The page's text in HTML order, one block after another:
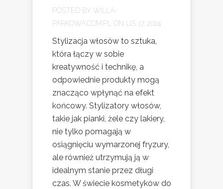
POSTED BY WILLA-
PARKOWA.COM.PL
ON LIS 17, 2024
Stylizacja włosów to sztuka,
która łączy w sobie
kreatywność i technikę, a
odpowiednie produkty mogą
znacząco wpłynąć na efekt
końcowy. Stylizatory włosów,
takie jak pianki, żele czy lakiery,
nie tylko pomagają w
osiągnięciu wymarzonej fryzury,
ale również utrzymują ją w
idealnym stanie przez długi
czas. W świecie kosmetyków do